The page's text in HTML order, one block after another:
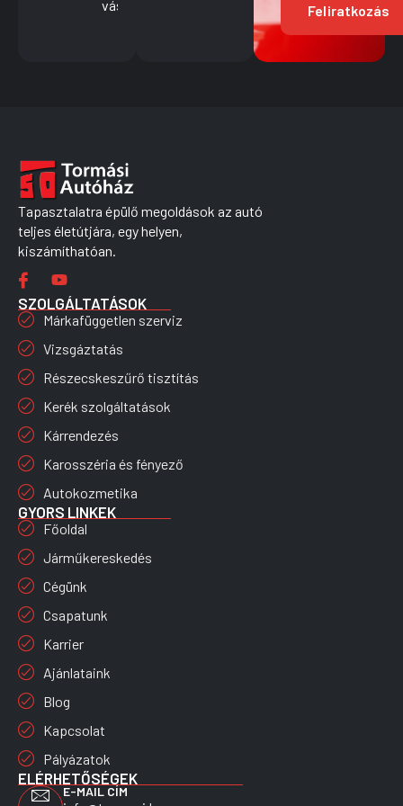
vásárolni?
Feliratkozás
Tapasztalatra épülő megoldások az autó
teljes életútjára, egy helyen,
kiszámíthatóan.
SZOLGÁLTATÁSOK
Márkafüggetlen szerviz
Vizsgáztatás
Részecskeszűrő tisztítás
Kerék szolgáltatások
Kárrendezés
Karosszéria és fényező
Autokozmetika
GYORS LINKEK
Főoldal
Járműkereskedés
Cégünk
Csapatunk
Karrier
Ajánlataink
Blog
Kapcsolat
Pályázatok
ELÉRHETŐSÉGEK
E-MAIL CÍM